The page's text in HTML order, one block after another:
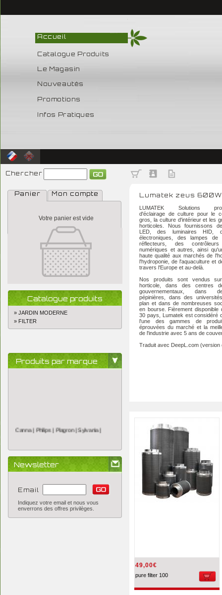
Accueil
Catalogue Produits
Le Magasin
Nouveautés
Promotions
Infos Pratiques
Chercher
Panier Mon compte
Votre panier est vide
Catalogue produits
» JARDIN MODERNE
» FILTER
Produits par marque
Newsletter
Email
Indiquez votre email et nous vous
enverrons des offres privilèges.
Lumatek zeus 600W
LUMATEK Solutions
d'éclairage de culture pour le
gros, la culture d'intérieur et les
horticoles. Nous fournissons
LED, des luminaires HID,
électroniques, des lampes de
réflecteurs, des contrôleurs
numériques et autres, ainsi
haute qualité aux marchés de
l'hydroponie, de l'aquaculture et
travers l'Europe et au-delà.
Nos produits sont vendus
horticole, dans des centres
gouvernementaux, dans
pépinières, dans des
plan et dans de nombreuses
en bourse. Fièrement disponible
30 pays, Lumatek est considéré
l'une des gammes de
éprouvées du marché et la
de l'industrie avec 5 ans de
Traduit avec DeepL.com (version
49,00€
pure filter 100